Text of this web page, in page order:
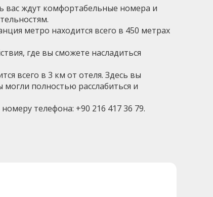
вас ждут комфортабельные номера и
метро находится всего в 450 метрах
где вы сможете насладиться
всего в 3 км от отеля. Здесь вы
полностью расслабиться и
телефона: +90 216 417 36 79.